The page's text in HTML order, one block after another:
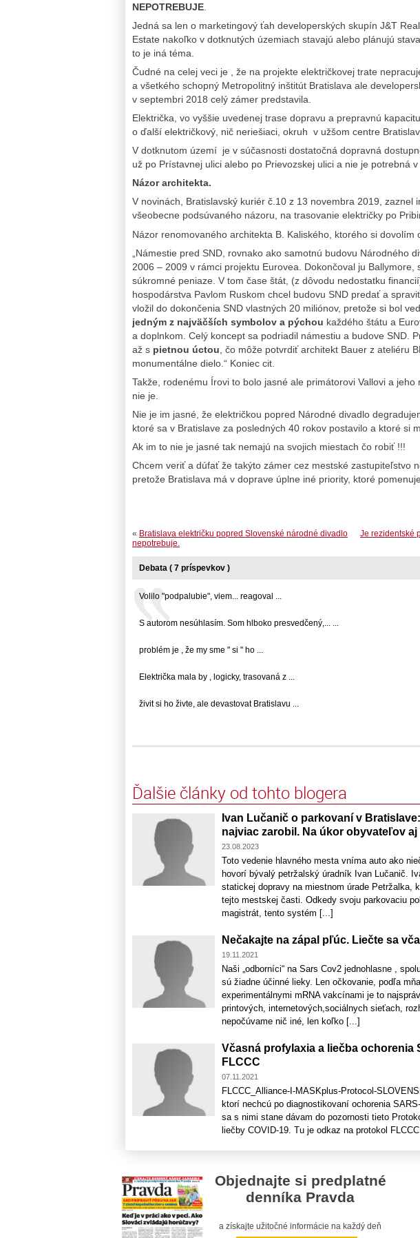
NEPOTREBUJE
Jedná sa len o marketingový ťah developerských skupín J&T
Estate nakoľko v dotknutých územiach stavajú alebo plánujú
to je iná téma.
Čudné na celej veci je , že na projekte električkovej trate
a všetkého schopný Metropolitný inštitút Bratislava ale
v septembri 2018 celý zámer predstavila.
Električka, vo vyššie uvedenej trase dopravu a prepravnú
o ďalší električkový, nič neriešiaci, okruh v užšom centre
V dotknutom území je v súčasnosti dostatočná dopravná
už po Prístavnej ulici alebo po Prievozskej ulici a nie je potrebná
Názor architekta.
V novinách, Bratislavský kuriér č.10 z 13 novembra 2019, zaznel
všeobecne podsúvaného názoru, na trasovanie električky po
Názor renomovaného architekta B. Kaliského, ktorého si dovolím
„Námestie pred SND, rovnako ako samotnú budovu Národného
2006 – 2009 v rámci projektu Eurovea. Dokončoval ju Ballymore,
súkromné peniaze. V tom čase štát, (z dôvodu nedostatku
hospodárstva Pavlom Ruskom chcel budovu SND predať a
vložil do dokončenia SND vlastných 20 miliónov, pretože si bol
jedným z najväčších symbolov a pýchou každého štátu a
a doplnkom. Celý koncept sa podriadil námestiu a budove SND.
až s pietnou úctou , čo môže potvrdiť architekt Bauer z ateliéru
monumentálne dielo.“ Koniec cit.
Takže, rodenému Írovi to bolo jasné ale primátorovi Vallovi a
nie je.
Nie je im jasné, že električkou popred Národné divadlo
ktoré sa v Bratislave za posledných 40 rokov postavilo a ktoré si
Ak im to nie je jasné tak nemajú na svojich miestach čo robiť !!!
Chcem veriť a dúfať že takýto zámer cez mestské zastupiteľstvo
pretože Bratislava má v doprave úplne iné priority, ktoré
Je rezidentské
« Bratislava električku popred Slovenské národné divadlo
nepotrebuje.
Debata ( 7 príspevkov )
Volilo "podpalubie", viem... reagoval ...
S autorom nesúhlasím. Som hlboko presvedčený,... ...
problém je , že my sme " si " ho ...
Električka mala by , logicky, trasovaná z ...
živit si ho živte, ale devastovat Bratislavu ...
Ďalšie články od tohto blogera
Ivan Lučanič o parkovaní v
najviac zarobil. Na úkor obyvateľov
23.08.2023
Toto vedenie hlavného mesta vníma auto ako
hovorí bývalý petržalský úradník Ivan Lučanič.
statickej dopravy na miestnom úrade Petržalka,
tejto mestskej časti. Odkedy svoju parkovaciu
magistrát, tento systém [...]
Nečakajte na zápal pľúc. Liečte sa
19.11.2021
Naši „odborníci“ na Sars Cov2 jednohlasne ,
sú žiadne účinné lieky. Len očkovanie, podľa
experimentálnymi mRNA vakcínami je to
printových, internetových,sociálnych sieťach,
nepočúvame nič iné, len koľko [...]
Včasná profylaxia a liečba ochorenia
FLCCC
07.11.2021
FLCCC_Alliance-I-MASKplus-Protocol-
ktorí nechcú po diagnostikovaní ochorenia
sa s nimi stane dávam do pozornosti tieto
liečby COVID-19. Tu je odkaz na protokol
Objednajte si predplatné
denníka Pravda
a získajte užitočné informácie na každý deň